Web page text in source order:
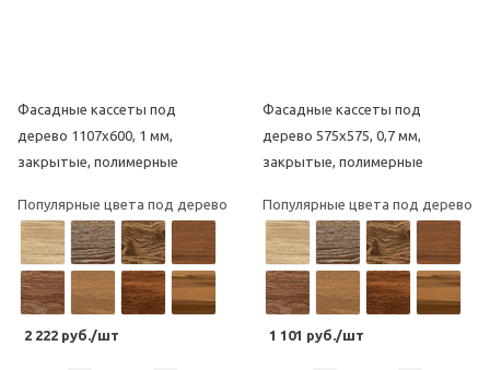
Фасадные кассеты под
дерево 1107х600, 1 мм,
закрытые, полимерные
Популярные цвета под дерево
2 222 руб./шт
Фасадные кассеты под
дерево 575х575, 0,7 мм,
закрытые, полимерные
Популярные цвета под дерево
1 101 руб./шт